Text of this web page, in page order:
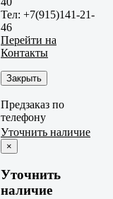
Тел: +7(915)141-21-
46
Перейти на
Контакты
Закрыть
Предзаказ по
телефону
Уточнить наличие
×
Уточнить
наличие